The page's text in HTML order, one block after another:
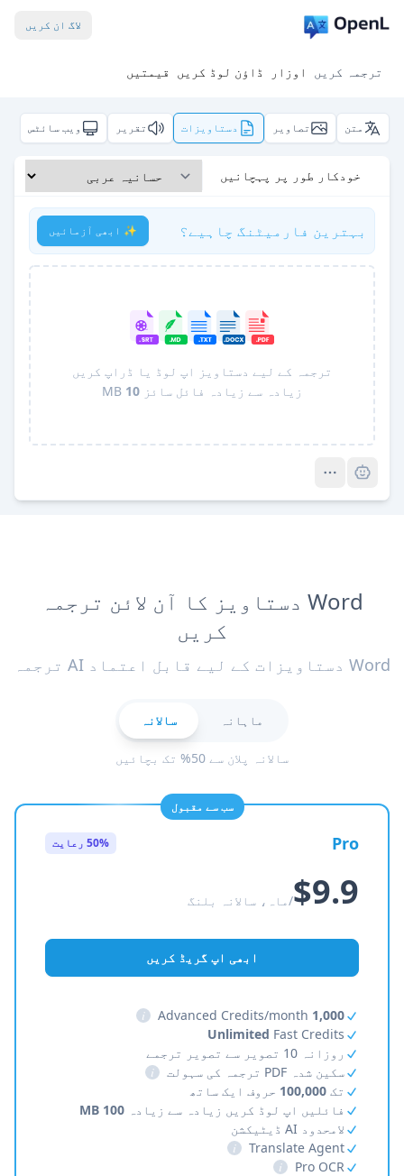
لاگ ان کریں
ترجمہ کریں اوزار ڈاؤن لوڈ کریں قیمتیں
متن تصاویر دستاویزات تقریر ویب سائٹس
خودکار طور پر پہچانیں
بہترین فارمیٹنگ چاہیے؟ ✨ ابھی آزمائیں
ترجمہ کے لیے دستاویز اپ لوڈ یا ڈراپ کریں
زیادہ سے زیادہ فائل سائز 10
Word دستاویز کا آن لائن ترجمہ
کریں
Word دستاویزات کے لیے قابل اعتماد AI ترجمہ
ماہانہ سالانہ
سالانہ پلان سے 50% تک بچائیں
سب سے مقبول
Pro 50% رعایت
$9.9/ماہ، سالانہ بلنگ
ابھی اپ گریڈ کریں
1,000
i
Unlimited Fast Credits
روزانہ 10 تصویر سے تصویر ترجمے
سکین شدہ PDF ترجمہ کی سہولت
i
تک 100,000 حروف ایک ساتھ
فائلیں اپ لوڈ کریں زیادہ سے زیادہ 100 MB
لامحدود AI ڈیٹیکشن
Translate Agent
i
Pro OCR
i